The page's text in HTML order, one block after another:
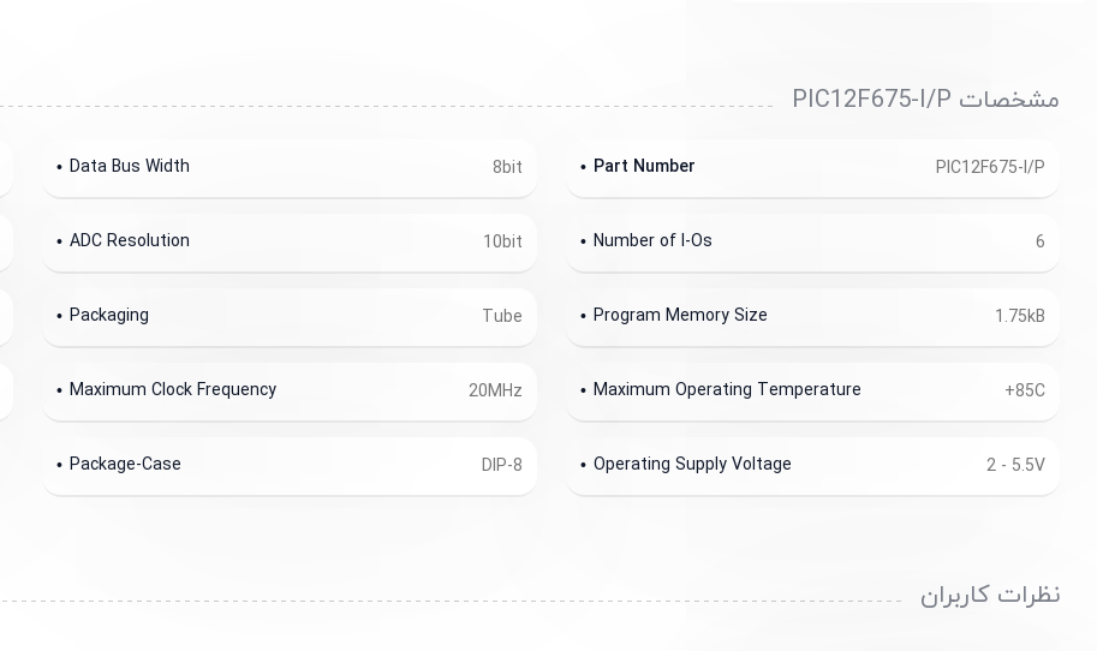
مشخصات PIC12F675-I/P
PIC12F675-I/P
Part Number
8bit
Data Bus Width
6
Number of I-Os
10bit
ADC Resolution
1.75kB
Program Memory Size
Tube
Packaging
+85C
Maximum Operating Temperature
20MHz
Maximum Clock Frequency
2 - 5.5V
Operating Supply Voltage
DIP-8
Package-Case
نظرات کاربران